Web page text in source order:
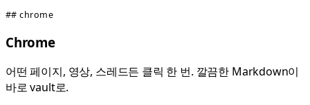
## chrome
Chrome
어떤 페이지, 영상, 스레드든 클릭 한 번. 깔끔한 Markdown이
바로 vault로.